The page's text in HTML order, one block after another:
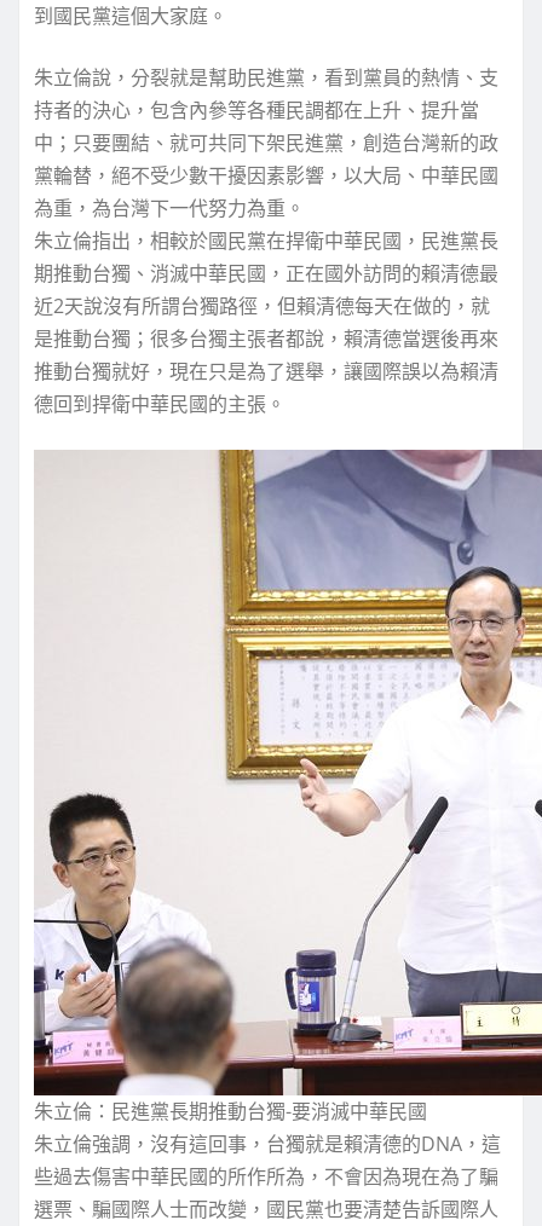
到國民黨這個大家庭。
朱立倫說，分裂就是幫助民進黨，看到黨員的熱情、支
持者的決心，包含內參等各種民調都在上升、提升當
中；只要團結、就可共同下架民進黨，創造台灣新的政
黨輪替，絕不受少數干擾因素影響，以大局、中華民國
為重，為台灣下一代努力為重。
朱立倫指出，相較於國民黨在捍衛中華民國，民進黨長
期推動台獨、消滅中華民國，正在國外訪問的賴清德最
近2天說沒有所謂台獨路徑，但賴清德每天在做的，就
是推動台獨；很多台獨主張者都說，賴清德當選後再來
推動台獨就好，現在只是為了選舉，讓國際誤以為賴清
德回到捍衛中華民國的主張。
朱立倫：民進黨長期推動台獨-要消滅中華民國
朱立倫強調，沒有這回事，台獨就是賴清德的DNA，這
些過去傷害中華民國的所作所為，不會因為現在為了騙
選票、騙國際人士而改變，國民黨也要清楚告訴國際人